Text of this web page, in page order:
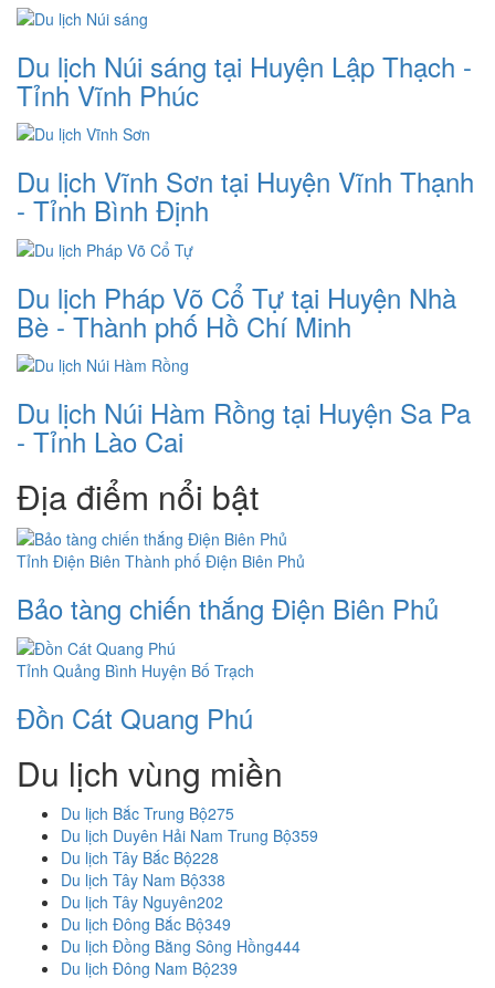
Du lịch Núi sáng tại Huyện Lập Thạch -
Tỉnh Vĩnh Phúc
Du lịch Vĩnh Sơn tại Huyện Vĩnh Thạnh
- Tỉnh Bình Định
Du lịch Pháp Võ Cổ Tự tại Huyện Nhà
Bè - Thành phố Hồ Chí Minh
Du lịch Núi Hàm Rồng tại Huyện Sa Pa
- Tỉnh Lào Cai
Địa điểm nổi bật
Tỉnh Điện Biên Thành phố Điện Biên Phủ
Bảo tàng chiến thắng Điện Biên Phủ
Tỉnh Quảng Bình Huyện Bố Trạch
Đồn Cát Quang Phú
Du lịch vùng miền
Du lịch Bắc Trung Bộ275
Du lịch Duyên Hải Nam Trung Bộ359
Du lịch Tây Bắc Bộ228
Du lịch Tây Nam Bộ338
Du lịch Tây Nguyên202
Du lịch Đông Bắc Bộ349
Du lịch Đồng Bằng Sông Hồng444
Du lịch Đông Nam Bộ239